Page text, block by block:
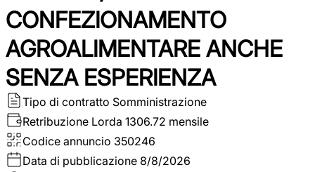
CONFEZIONAMENTO
AGROALIMENTARE ANCHE
SENZA ESPERIENZA
Tipo di contratto Somministrazione
Retribuzione Lorda 1306.72 mensile
Codice annuncio 350246
Data di pubblicazione 8/8/2026